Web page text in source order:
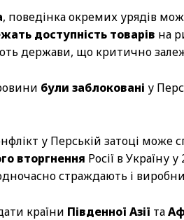
, поведінка окремих урядів
доступність товарів на
держави, що критично
були заблоковані у
у Перській затоці може
вторгнення Росії в Україну
страждають і
країни Південної Азії та